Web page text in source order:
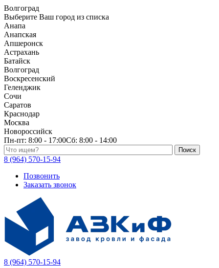
Волгоград
Выберите Ваш город из списка
Анапа
Анапская
Апшеронск
Астрахань
Батайск
Волгоград
Воскресенский
Геленджик
Сочи
Саратов
Краснодар
Москва
Новороссийск
Пн-пт: 8:00 - 17:00Сб: 8:00 - 14:00
Поиск по каталогу
8 (964) 570-15-94
Позвонить
Заказать звонок
8 (964) 570-15-94